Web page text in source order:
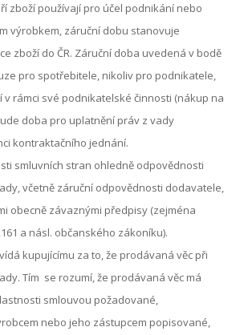
zboží používají pro účel podnikání nebo
výrobkem, záruční dobu stanovuje
zboží do ČR. Záruční doba uvedená v bodě
pro spotřebitele, nikoliv pro podnikatele,
v rámci své podnikatelské činnosti (nákup na
doba pro uplatnění práv z vady
kontraktačního jednání.
smluvních stran ohledně odpovědnosti
včetně záruční odpovědnosti dodavatele,
obecně závaznými předpisy (zejména
a násl. občanského zákoníku).
kupujícímu za to, že prodávaná věc při
Tím se rozumí, že prodávaná věc má
smlouvou požadované,
nebo jeho zástupcem popisované,